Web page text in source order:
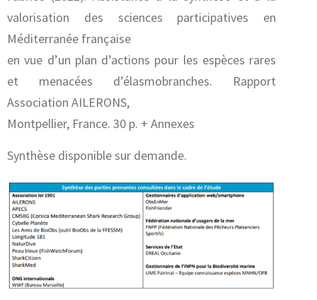
valorisation des sciences participatives en
Méditerranée française
en vue d’un plan d’actions pour les espèces rares
et menacées d’élasmobranches. Rapport
Association AILERONS,
Montpellier, France. 30 p. + Annexes
Synthèse disponible sur demande.